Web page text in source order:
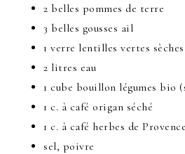
2 belles pommes de terre
3 belles gousses ail
1 verre lentilles vertes
2 litres eau
1 cube bouillon légumes bio
1 c. à café origan séché
1 c. à café herbes de Provence
sel, poivre